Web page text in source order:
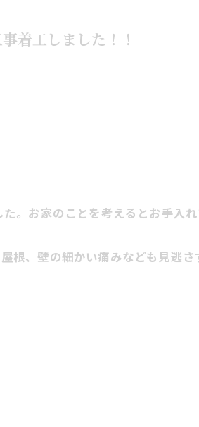
着工しました！！
。お家のことを考えるとお手入
根、壁の細かい痛みなども見逃